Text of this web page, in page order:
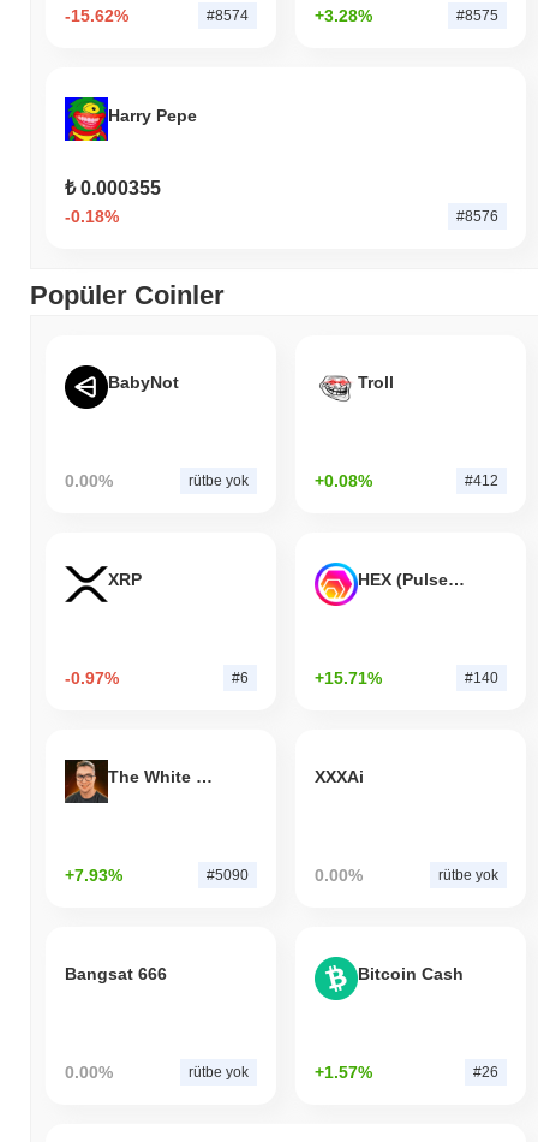
-15.62% #8574 +3.28% #8575
Harry Pepe
₺ 0.000355
-0.18% #8576
Popüler Coinler
BabyNot
0.00% rütbe yok
Troll
+0.08% #412
XRP
-0.97% #6
HEX (Pulsechain)
+15.71% #140
The White Bull
+7.93% #5090
XXXAi
0.00% rütbe yok
Bangsat 666
0.00% rütbe yok
Bitcoin Cash
+1.57% #26